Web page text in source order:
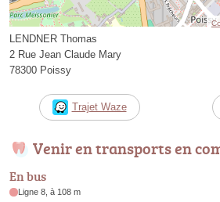
LENDNER Thomas
2 Rue Jean Claude Mary
78300 Poissy
Trajet Waze
Venir en transports en
En bus
Ligne 8, à 108 m